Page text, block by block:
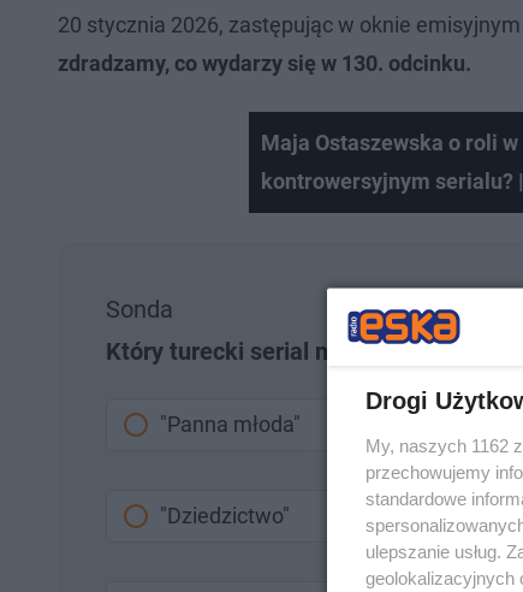
20 stycznia 2026, zastępując w oknie
zdradzamy, co wydarzy się w 130. odcinku.
Maja Ostaszewska o roli w
kontrowersyjnym serialu?
Sonda
Który turecki serial najbardziej lubisz?
"Panna młoda"
"Dziedzictwo"
Drogi
My, naszych 1162
przechowujemy
standardowe
ulepszanie usług.
geolokalizacyjnych